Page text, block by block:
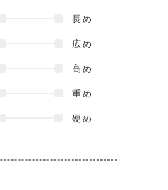
長め
広め
高め
重め
硬め